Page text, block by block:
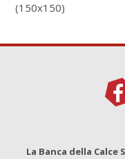
(150x150)
La Banca della Calce